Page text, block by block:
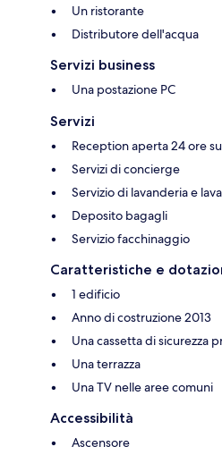
Un ristorante
Distributore dell'acqua
Servizi business
Una postazione PC
Servizi
Reception aperta 24 ore
Servizi di concierge
Servizio di lavanderia e
Deposito bagagli
Servizio facchinaggio
Caratteristiche e
1 edificio
Anno di costruzione 2013
Una cassetta di sicurezza
Una terrazza
Una TV nelle aree comuni
Accessibilità
Ascensore